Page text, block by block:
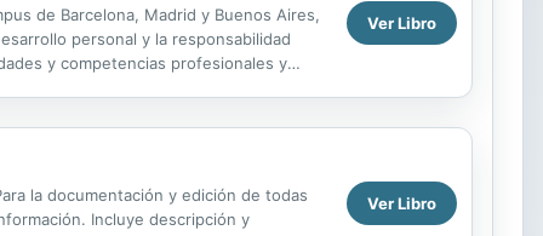
de Barcelona, Madrid y Buenos Aires,
personal y la responsabilidad
y competencias profesionales y
Ver Libro
la documentación y edición de todas
Incluye descripción y
Ver Libro